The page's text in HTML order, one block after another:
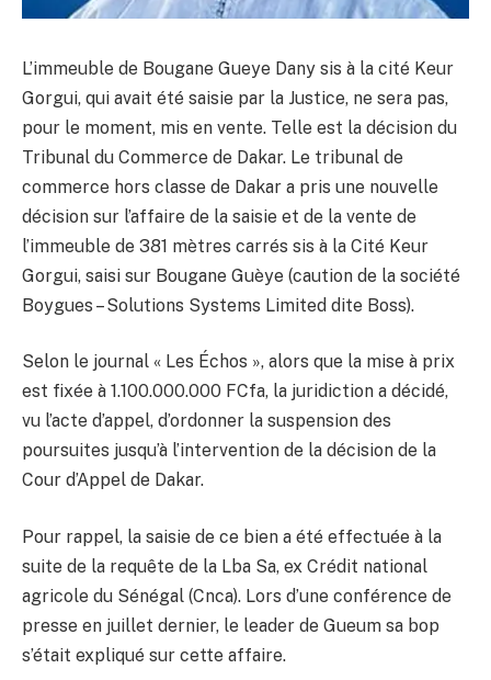
L’immeuble de Bougane Gueye Dany sis à la cité Keur
Gorgui, qui avait été saisie par la Justice, ne sera pas,
pour le moment, mis en vente. Telle est la décision du
Tribunal du Commerce de Dakar. Le tribunal de
commerce hors classe de Dakar a pris une nouvelle
décision sur l’affaire de la saisie et de la vente de
l’immeuble de 381 mètres carrés sis à la Cité Keur
Gorgui, saisi sur Bougane Guèye (caution de la société
Boygues – Solutions Systems Limited dite Boss).
Selon le journal « Les Échos », alors que la mise à prix
est fixée à 1.100.000.000 FCfa, la juridiction a décidé,
vu l’acte d’appel, d’ordonner la suspension des
poursuites jusqu’à l’intervention de la décision de la
Cour d’Appel de Dakar.
Pour rappel, la saisie de ce bien a été effectuée à la
suite de la requête de la Lba Sa, ex Crédit national
agricole du Sénégal (Cnca). Lors d’une conférence de
presse en juillet dernier, le leader de Gueum sa bop
s’était expliqué sur cette affaire.